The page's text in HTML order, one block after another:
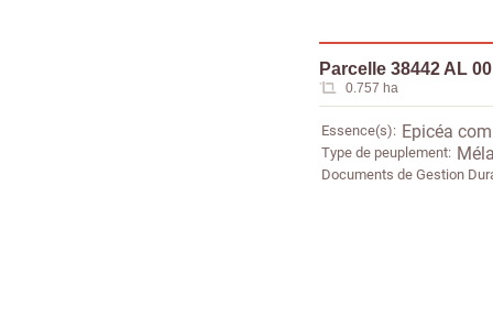
Parcelle 38442 AL
0.757 ha
Essence(s) Epicéa
Type de peuplement
Documents de Gestion